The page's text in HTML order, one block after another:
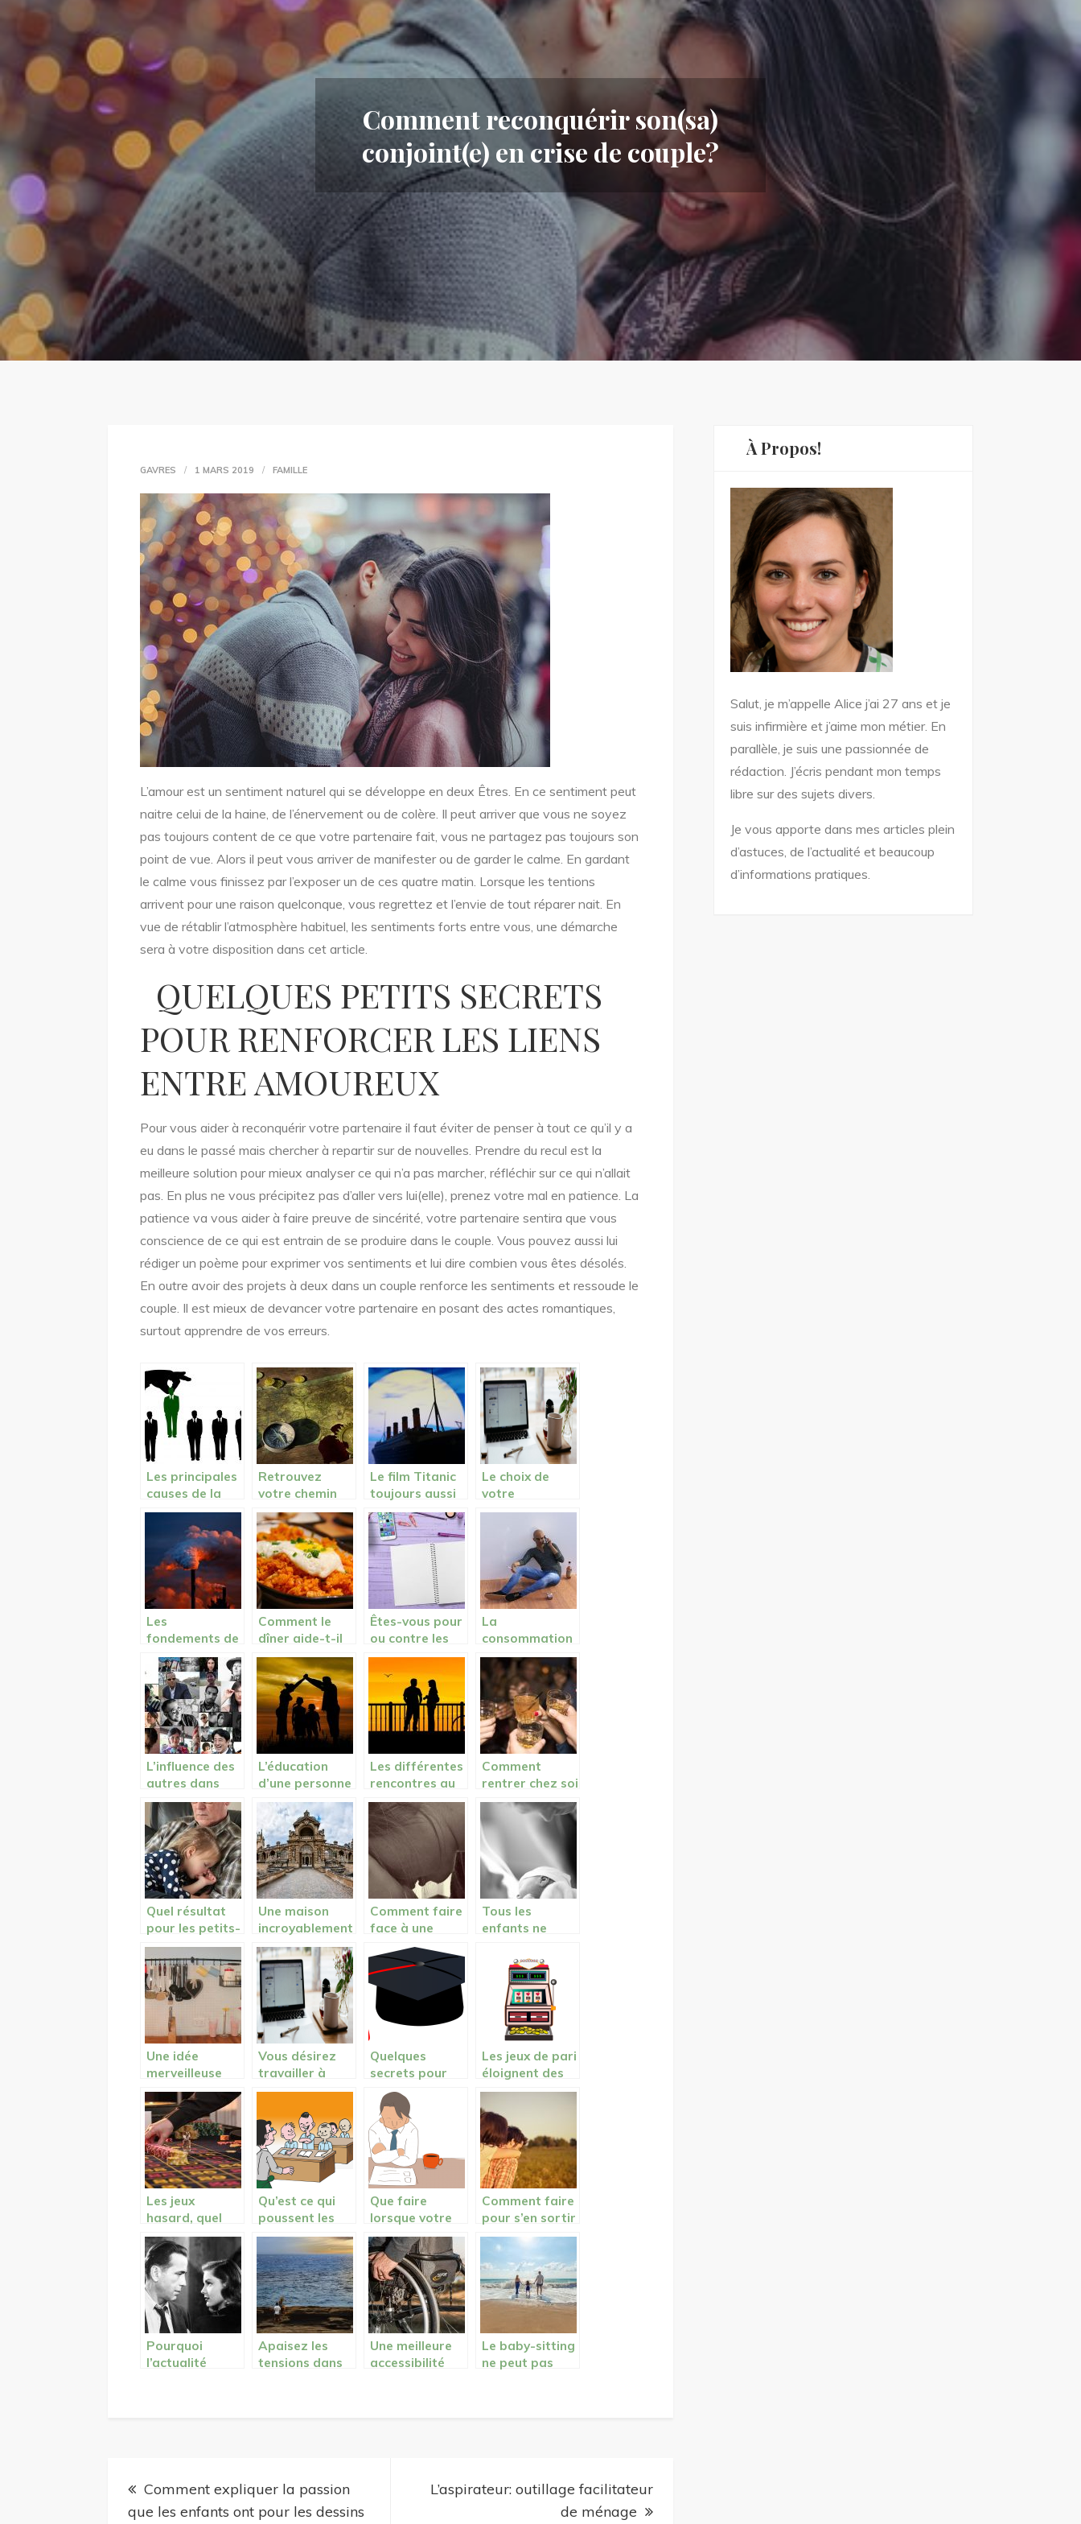
Comment reconquérir son(sa)
conjoint(e) en crise de couple?
GAVRES 1 MARS 2019 FAMILLE
L’amour est un sentiment naturel qui se développe en deux Êtres. En ce sentiment peut
naitre celui de la haine, de l’énervement ou de colère. Il peut arriver que vous ne soyez
pas toujours content de ce que votre partenaire fait, vous ne partagez pas toujours son
point de vue. Alors il peut vous arriver de manifester ou de garder le calme. En gardant
le calme vous finissez par l’exposer un de ces quatre matin. Lorsque les tentions
arrivent pour une raison quelconque, vous regrettez et l’envie de tout réparer nait. En
vue de rétablir l’atmosphère habituel, les sentiments forts entre vous, une démarche
sera à votre disposition dans cet article.
QUELQUES PETITS SECRETS
POUR RENFORCER LES LIENS
ENTRE AMOUREUX
Pour vous aider à reconquérir votre partenaire il faut éviter de penser à tout ce qu’il y a
eu dans le passé mais chercher à repartir sur de nouvelles. Prendre du recul est la
meilleure solution pour mieux analyser ce qui n’a pas marcher, réfléchir sur ce qui n’allait
pas. En plus ne vous précipitez pas d’aller vers lui(elle), prenez votre mal en patience. La
patience va vous aider à faire preuve de sincérité, votre partenaire sentira que vous
conscience de ce qui est entrain de se produire dans le couple. Vous pouvez aussi lui
rédiger un poème pour exprimer vos sentiments et lui dire combien vous êtes désolés.
En outre avoir des projets à deux dans un couple renforce les sentiments et ressoude le
couple. Il est mieux de devancer votre partenaire en posant des actes romantiques,
surtout apprendre de vos erreurs.
Les principales
causes de la
peur de l’emploi
Retrouvez
votre chemin
grâce à une
application!
Le film Titanic
toujours aussi
émouvant vingt
ans plus tard!
Le choix de
votre
partenaire,
quel sont vos
critères?
Les
fondements de
la notion
d’environnemen
t
Comment le
dîner aide-t-il
trouver
rapidement le
sommeil?
Êtes-vous pour
ou contre les
sorties
nocturnes
entre amis
dans
l’adolescence ?
La
consommation
des stupéfiants
dans la société
actuelle:
conséquences
L’influence des
autres dans
notre style de
vie
L’éducation
d’une personne
se fait dès la
base
Les différentes
rencontres au
cours de la vie
sont-elles
accidentelles?
Comment
rentrer chez soi
sain et sauf
après une fête
avec des amis ?
Quel résultat
pour les petits-
enfants
éduqués par les
grands-
parents ?
Une maison
incroyablement
belle et vieille
de 100 ans
Comment faire
face à une
séparation
amoureuse ?
Tous les
enfants ne
pas l’amour de
leurs parents
Une idée
merveilleuse
pour revêtir
votre sol:
associer le
parquet au
carreaux
Vous désirez
travailler à
domicile de
indépendante?
Quelques
secrets pour
réussir une
cérémonie
Les jeux de pari
éloignent des
objectifs et
empêchent
d’épargner
Les jeux
hasard, quel
impact sur la
jeunesse
actuelle?
Qu’est ce qui
poussent les
élèves à tricher
pendant les
examens ?
Que faire
lorsque votre
employeur ne
vous paie plus?
Comment faire
pour s’en sortir
dans les
relations
humaines ?
Pourquoi
l’actualité
Apaisez les
tensions dans
Une meilleure
accessibilité
Le baby-sitting
ne peut pas
Navigation
Comment expliquer la passion
que les enfants ont pour les dessins
L’aspirateur: outillage facilitateur
de ménage
À Propos!
Salut, je m’appelle Alice j’ai 27 ans et je
suis infirmière et j’aime mon métier. En
parallèle, je suis une passionnée de
rédaction. J’écris pendant mon temps
libre sur des sujets divers.
Je vous apporte dans mes articles plein
d’astuces, de l’actualité et beaucoup
d’informations pratiques.